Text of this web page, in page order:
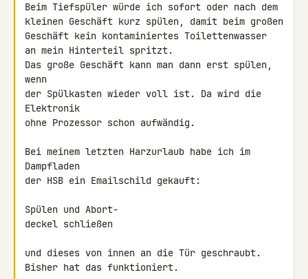
Beim Tiefspüler würde ich sofort oder nach dem
kleinen Geschäft kurz spülen, damit beim großen
Geschäft kein kontaminiertes Toilettenwasser
an mein Hinterteil spritzt.
Das große Geschäft kann man dann erst spülen,
wenn
der Spülkasten wieder voll ist. Da wird die
Elektronik
ohne Prozessor schon aufwändig.
Bei meinem letzten Harzurlaub habe ich im
Dampfladen
der HSB ein Emailschild gekauft:
Spülen und Abort-
deckel schließen
und dieses von innen an die Tür geschraubt.
Bisher hat das funktioniert.